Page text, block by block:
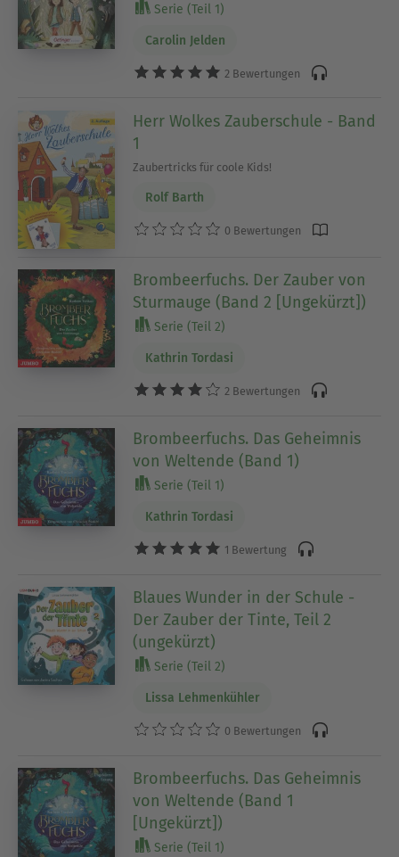
Serie (Teil 1)
Carolin Jelden
2 Bewertungen
Herr Wolkes Zauberschule - Band
1
Zaubertricks für coole Kids!
Rolf Barth
0 Bewertungen
Brombeerfuchs. Der Zauber von
Sturmauge (Band 2 [Ungekürzt])
Serie (Teil 2)
Kathrin Tordasi
2 Bewertungen
Brombeerfuchs. Das Geheimnis
von Weltende (Band 1)
Serie (Teil 1)
Kathrin Tordasi
1 Bewertung
Blaues Wunder in der Schule -
Der Zauber der Tinte, Teil 2
(ungekürzt)
Serie (Teil 2)
Lissa Lehmenkühler
0 Bewertungen
Brombeerfuchs. Das Geheimnis
von Weltende (Band 1
[Ungekürzt])
Serie (Teil 1)